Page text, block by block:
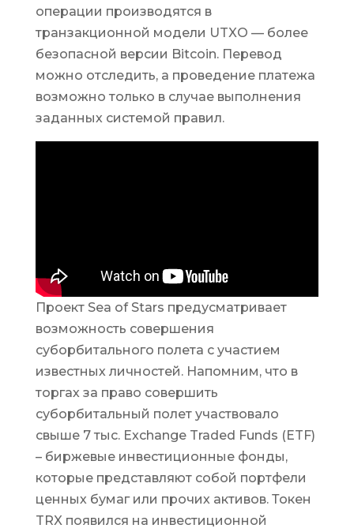
операции производятся в
транзакционной модели UTXO — более
безопасной версии Bitcoin. Перевод
можно отследить, а проведение платежа
возможно только в случае выполнения
заданных системой правил.
Проект Sea of Stars предусматривает
возможность совершения
суборбитального полета с участием
известных личностей. Напомним, что в
торгах за право совершить
суборбитальный полет участвовало
свыше 7 тыс. Exchange Traded Funds (ETF)
– биржевые инвестиционные фонды,
которые представляют собой портфели
ценных бумаг или прочих активов. Токен
TRX появился на инвестиционной